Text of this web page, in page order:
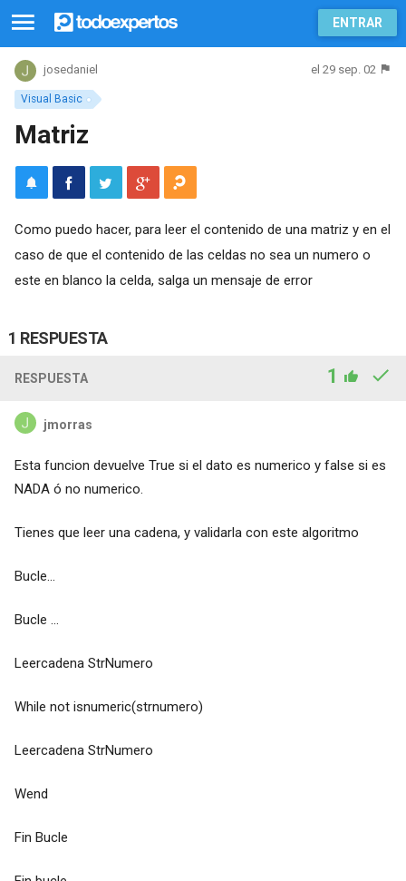
ENTRAR
Visual Basic
josedaniel el 29 sep. 02
Matriz
Como puedo hacer, para leer el contenido de una matriz y en el
caso de que el contenido de las celdas no sea un numero o
este en blanco la celda, salga un mensaje de error
1 RESPUESTA
RESPUESTA 1
jmorras
Esta funcion devuelve True si el dato es numerico y false si es
NADA ó no numerico.
Tienes que leer una cadena, y validarla con este algoritmo
Bucle...
Bucle ...
Leercadena StrNumero
While not isnumeric(strnumero)
Leercadena StrNumero
Wend
Fin Bucle